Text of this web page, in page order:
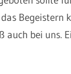
Begeistern
auch bei uns.